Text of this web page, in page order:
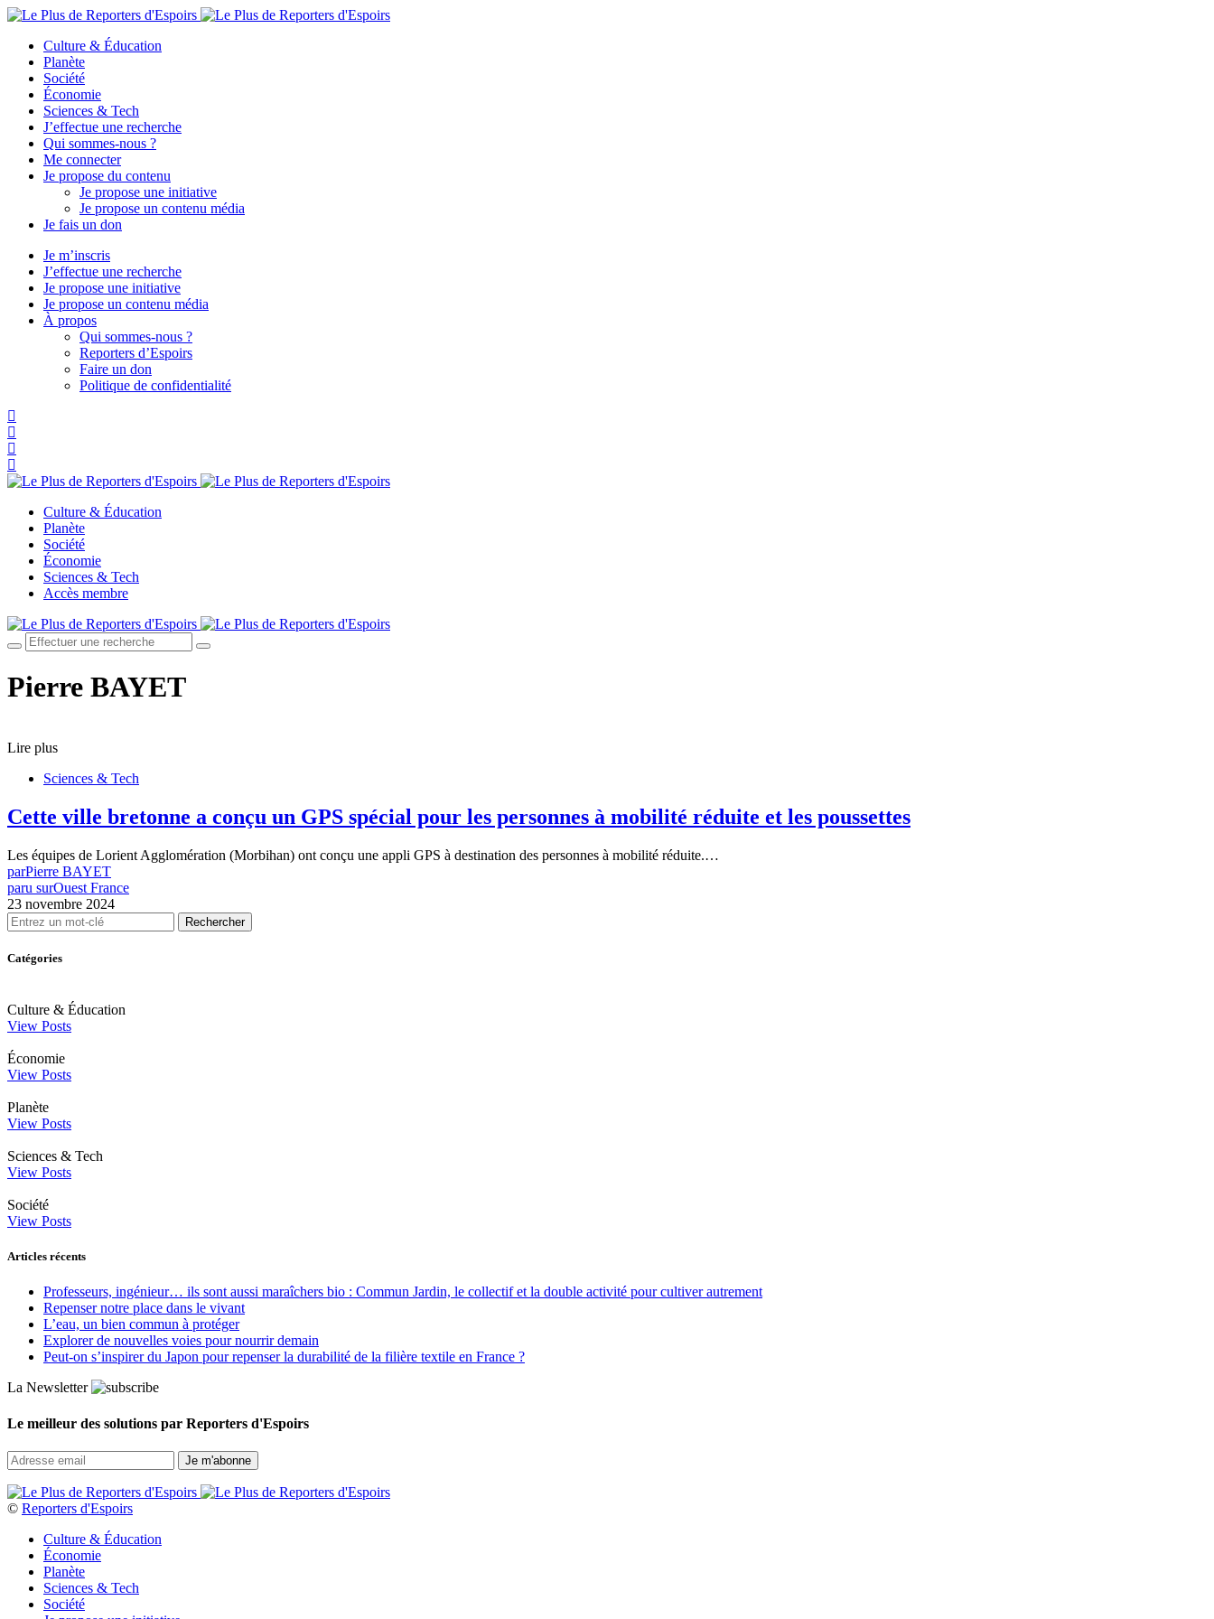
Culture & Éducation
Planète
Société
Économie
Sciences & Tech
J’effectue une recherche
Qui sommes-nous ?
Me connecter
Je propose du contenu
Je propose une initiative
Je propose un contenu média
Je fais un don
Je m’inscris
J’effectue une recherche
Je propose une initiative
Je propose un contenu média
À propos
Qui sommes-nous ?
Reporters d’Espoirs
Faire un don
Politique de confidentialité
Culture & Éducation
Planète
Société
Économie
Sciences & Tech
Accès membre
Pierre BAYET
Lire plus
Sciences & Tech
Cette ville bretonne a conçu un GPS spécial pour les personnes à mobilité réduite et les poussettes
Les équipes de Lorient Agglomération (Morbihan) ont conçu une appli GPS à destination des personnes à mobilité réduite.…
parPierre BAYET
paru surOuest France
23 novembre 2024
Rechercher
Catégories
Culture & Éducation
View Posts
Économie
View Posts
Planète
View Posts
Sciences & Tech
View Posts
Société
View Posts
Articles récents
Professeurs, ingénieur… ils sont aussi maraîchers bio : Commun Jardin, le collectif et la double activité pour cultiver autrement
Repenser notre place dans le vivant
L’eau, un bien commun à protéger
Explorer de nouvelles voies pour nourrir demain
Peut‑on s’inspirer du Japon pour repenser la durabilité de la filière textile en France ?
La Newsletter
Le meilleur des solutions par Reporters d'Espoirs
© Reporters d'Espoirs
Culture & Éducation
Économie
Planète
Sciences & Tech
Société